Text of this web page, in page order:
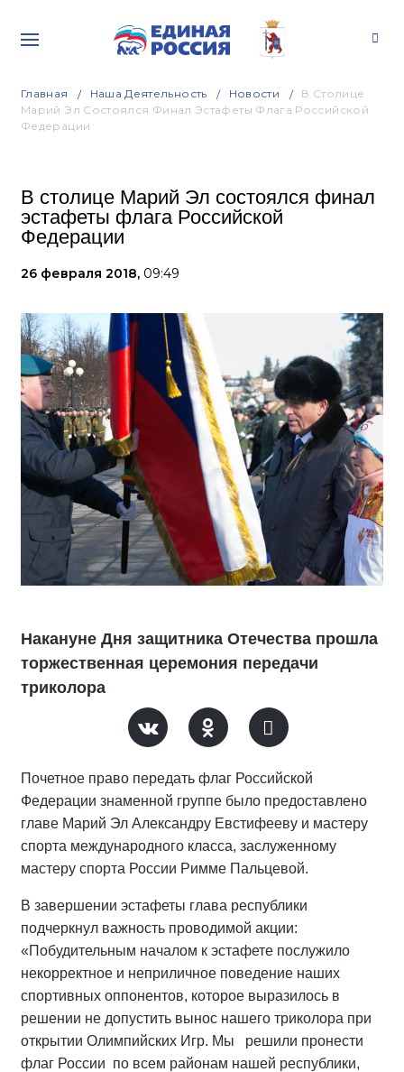
Главная Наша Деятельность Новости
В Столице
Марий Эл Состоялся Финал Эстафеты Флага Российской
Федерации
В столице Марий Эл состоялся финал
эстафеты флага Российской
Федерации
26 февраля 2018, 09:49
Накануне Дня защитника Отечества прошла
торжественная церемония передачи
триколора
Почетное право передать флаг Российской
Федерации знаменной группе было предоставлено
главе Марий Эл Александру Евстифееву и мастеру
спорта международного класса, заслуженному
мастеру спорта России Римме Пальцевой.
В завершении эстафеты глава республики
подчеркнул важность проводимой акции:
«Побудительным началом к эстафете послужило
некорректное и неприличное поведение наших
спортивных оппонентов, которое выразилось в
решении не допустить вынос нашего триколора при
открытии Олимпийских Игр. Мы решили пронести
флаг России по всем районам нашей республики,